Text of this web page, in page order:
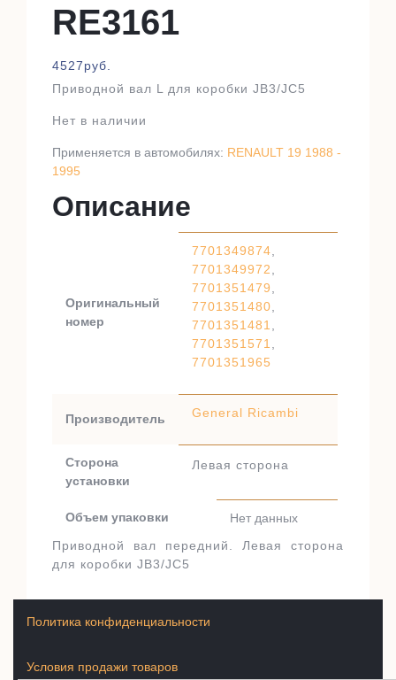
RE3161
4527руб.
Приводной вал L для коробки JB3/JC5
Нет в наличии
Применяется в автомобилях: RENAULT 19 1988 -
1995
Описание
Оригинальный
номер
7701349874
7701349972
7701351479
7701351480
7701351481
7701351571
7701351965
Производитель General Ricambi
Сторона
установки
Левая сторона
Объем упаковки
Нет данных
Приводной вал передний. Левая сторона
для коробки JB3/JC5
Условия продажи товаров
Политика конфиденциальности